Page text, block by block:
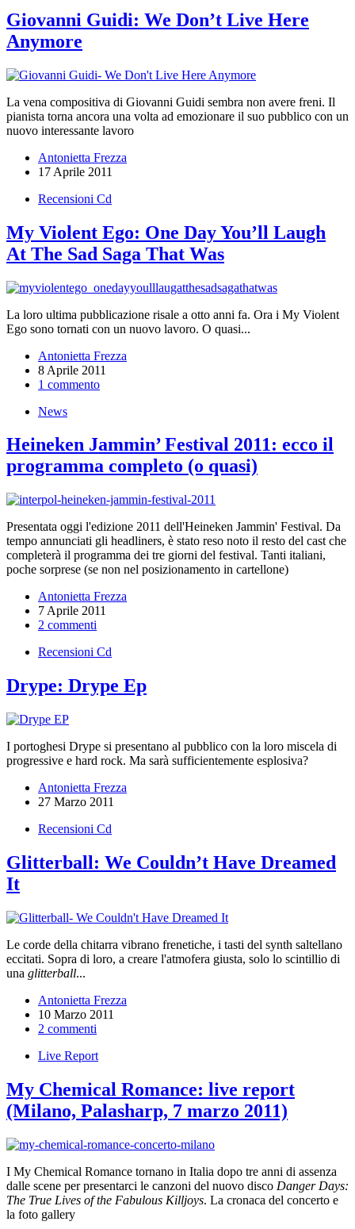
Giovanni Guidi: We Don’t Live Here
Anymore
La vena compositiva di Giovanni Guidi sembra non avere freni. Il
pianista torna ancora una volta ad emozionare il suo pubblico con un
nuovo interessante lavoro
Antonietta Frezza
17 Aprile 2011
Recensioni Cd
My Violent Ego: One Day You’ll Laugh
At The Sad Saga That Was
La loro ultima pubblicazione risale a otto anni fa. Ora i My Violent
Ego sono tornati con un nuovo lavoro. O quasi...
Antonietta Frezza
8 Aprile 2011
1 commento
News
Heineken Jammin’ Festival 2011: ecco il
programma completo (o quasi)
Presentata oggi l'edizione 2011 dell'Heineken Jammin' Festival. Da
tempo annunciati gli headliners, è stato reso noto il resto del cast che
completerà il programma dei tre giorni del festival. Tanti italiani,
poche sorprese (se non nel posizionamento in cartellone)
Antonietta Frezza
7 Aprile 2011
2 commenti
Recensioni Cd
Drype: Drype Ep
I portoghesi Drype si presentano al pubblico con la loro miscela di
progressive e hard rock. Ma sarà sufficientemente esplosiva?
Antonietta Frezza
27 Marzo 2011
Recensioni Cd
Glitterball: We Couldn’t Have Dreamed
It
Le corde della chitarra vibrano frenetiche, i tasti del synth saltellano
eccitati. Sopra di loro, a creare l'atmofera giusta, solo lo scintillio di
una glitterball...
Antonietta Frezza
10 Marzo 2011
2 commenti
Live Report
My Chemical Romance: live report
(Milano, Palasharp, 7 marzo 2011)
I My Chemical Romance tornano in Italia dopo tre anni di assenza
dalle scene per presentarci le canzoni del nuovo disco Danger Days:
The True Lives of the Fabulous Killjoys. La cronaca del concerto e
la foto gallery